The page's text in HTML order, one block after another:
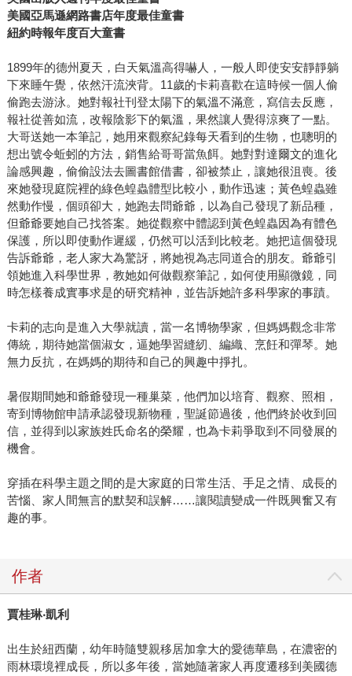
美國亞馬遜網路書店年度最佳童書
紐約時報年度百大童書
1899年的德州夏天，白天氣溫高得嚇人，一般人即使安安靜靜躺
下來睡午覺，依然汗流浹背。11歲的卡莉喜歡在這時候一個人偷
偷跑去游泳。她對報社刊登太陽下的氣溫不滿意，寫信去反應，
報社從善如流，改報陰影下的氣溫，果然讓人覺得涼爽了一點。
大哥送她一本筆記，她用來觀察紀錄每天看到的生物，也聰明的
想出號令蚯蚓的方法，銷售給哥哥當魚餌。她對對達爾文的進化
論感興趣，偷偷設法去圖書館借書，卻被禁止，讓她很沮喪。後
來她發現庭院裡的綠色蝗蟲體型比較小，動作迅速；黃色蝗蟲雖
然動作慢，個頭卻大，她跑去問爺爺，以為自己發現了新品種，
但爺爺要她自己找答案。她從觀察中體認到黃色蝗蟲因為有體色
保護，所以即使動作遲緩，仍然可以活到比較老。她把這個發現
告訴爺爺，老人家大為驚訝，將她視為志同道合的朋友。爺爺引
領她進入科學世界，教她如何做觀察筆記，如何使用顯微鏡，同
時怎樣養成實事求是的研究精神，並告訴她許多科學家的事蹟。
卡莉的志向是進入大學就讀，當一名博物學家，但媽媽觀念非常
傳統，期待她當個淑女，逼她學習縫紉、編織、烹飪和彈琴。她
無力反抗，在媽媽的期待和自己的興趣中掙扎。
暑假期間她和爺爺發現一種巢菜，他們加以培育、觀察、照相，
寄到博物館申請承認發現新物種，聖誕節過後，他們終於收到回
信，並得到以家族姓氏命名的榮耀，也為卡莉爭取到不同發展的
機會。
穿插在科學主題之間的是大家庭的日常生活、手足之情、成長的
苦惱、家人間無言的默契和誤解……讓閱讀變成一件既興奮又有
趣的事。
作者
賈桂琳‧凱利
出生於紐西蘭，幼年時隨雙親移居加拿大的愛德華島，在濃密的
雨林環境裡成長，所以多年後，當她隨著家人再度遷移到美國德